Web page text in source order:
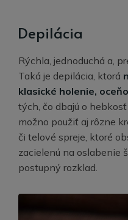
Depilácia
Rýchla, jednoduchá a,
Taká je depilácia, ktorá
klasické holenie,
tých, čo dbajú o
možno použiť aj rôzne
či telové spreje, ktoré
zacielenú na oslabenie
postupný rozklad.